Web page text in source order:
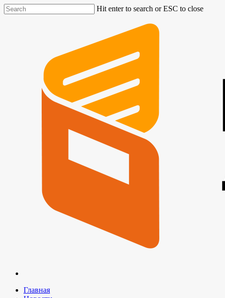
Hit enter to search or ESC to close
Главная